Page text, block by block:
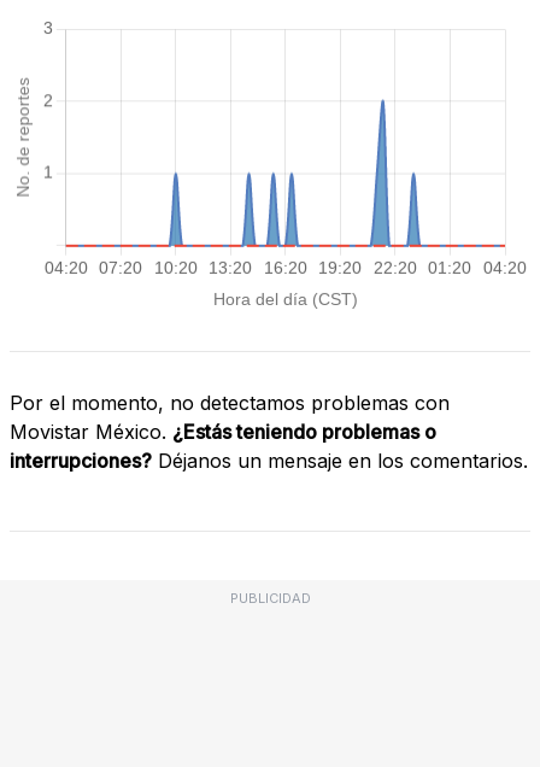
Por el momento, no detectamos problemas con
Movistar México. ¿Estás teniendo problemas o
interrupciones? Déjanos un mensaje en los comentarios.
PUBLICIDAD